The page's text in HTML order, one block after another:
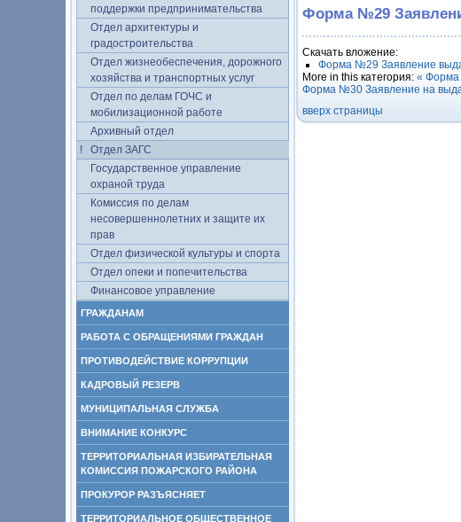
поддержки предпринимательства
Отдел архитектуры и
градостроительства
Отдел жизнеобеспечения, дорожного
хозяйства и транспортных услуг
Отдел по делам ГОЧС и
мобилизационной работе
Архивный отдел
Отдел ЗАГС
Государственное управление
охраной труда
Комиссия по делам
несовершеннолетних и защите их
прав
Отдел физической культуры и спорта
Отдел опеки и попечительства
Финансовое управление
ГРАЖДАНАМ
РАБОТА С ОБРАЩЕНИЯМИ ГРАЖДАН
ПРОТИВОДЕЙСТВИЕ КОРРУПЦИИ
КАДРОВЫЙ РЕЗЕРВ
МУНИЦИПАЛЬНАЯ СЛУЖБА
ВНИМАНИЕ КОНКУРС
ТЕРРИТОРИАЛЬНАЯ ИЗБИРАТЕЛЬНАЯ
КОМИССИЯ ПОЖАРСКОГО РАЙОНА
ПРОКУРОР РАЗЪЯСНЯЕТ
ТЕРРИТОРИАЛЬНОЕ ОБЩЕСТВЕННОЕ
Форма №29
Скачать вложение:
Форма №29 Заявление
More in this категория: « Форма
Форма №30 Заявление на
вверх страницы